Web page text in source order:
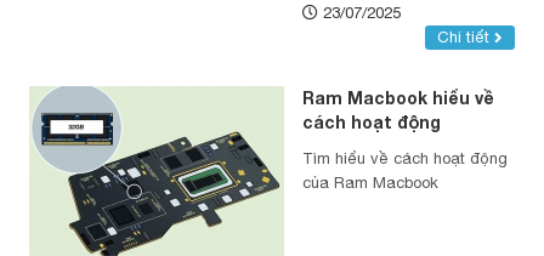
23/07/2025
Chi tiết
Ram Macbook hiểu về
cách hoạt động
Tìm hiểu về cách hoạt động
của Ram Macbook